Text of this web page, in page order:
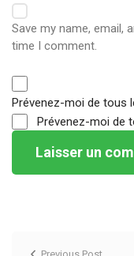
Save my name, email,
time I comment.
Prévenez-moi de tous
Prévenez-moi de